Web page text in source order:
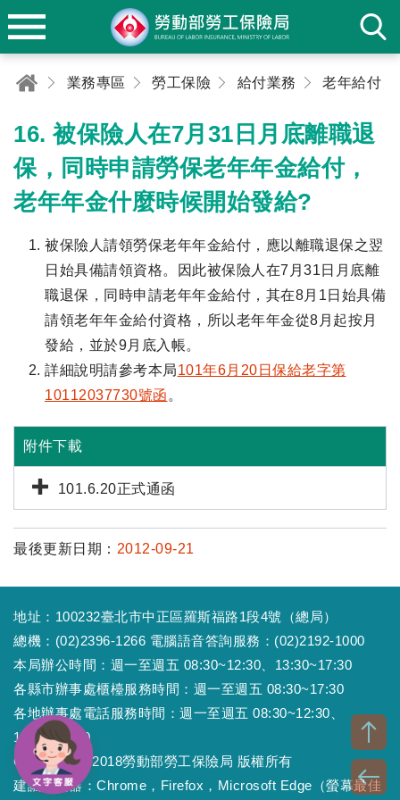
業務專區 勞工保險 給付業務 老年給付
16. 被保險人在7月31日月底離職退
保，同時申請勞保老年年金給付，
老年年金什麼時候開始發給?
被保險人請領勞保老年年金給付，應以離職退保之翌
日始具備請領資格。因此被保險人在7月31日月底離
職退保，同時申請老年年金給付，其在8月1日始具備
請領老年年金給付資格，所以老年年金從8月起按月
發給，並於9月底入帳。
詳細說明請參考本局101年6月20日保給老字第
10112037730號函 。
附件下載
101.6.20正式通函
最後更新日期： 2012-09-21
地址：100232臺北市中正區羅斯福路1段4號（總局）
總機：(02)2396-1266 電腦語音答詢服務：(02)2192-1000
本局辦公時間：週一至週五 08:30~12:30、13:30~17:30
各縣市辦事處櫃檯服務時間：週一至週五 08:30~17:30
各地辦事處電話服務時間：週一至週五 08:30~12:30、
13:30~17:30
Copyright © 2018勞動部勞工保險局 版權所有
建議瀏覽器：Chrome，Firefox，Microsoft Edge（螢幕最佳